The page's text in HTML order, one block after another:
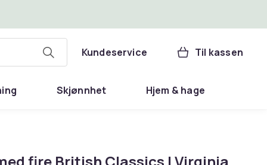
Kundeservice Til kassen
Skjønnhet Hjem & hage